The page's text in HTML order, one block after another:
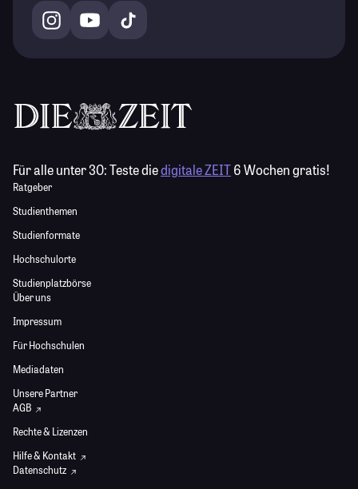
Für alle unter 30:Teste diedigitale ZEIT6 Wochen gratis!
Ratgeber
Studienthemen
Studienformate
Hochschulorte
Studienplatzbörse
Über uns
Impressum
Für Hochschulen
Mediadaten
Unsere Partner
AGB
Rechte & Lizenzen
Hilfe & Kontakt
Datenschutz